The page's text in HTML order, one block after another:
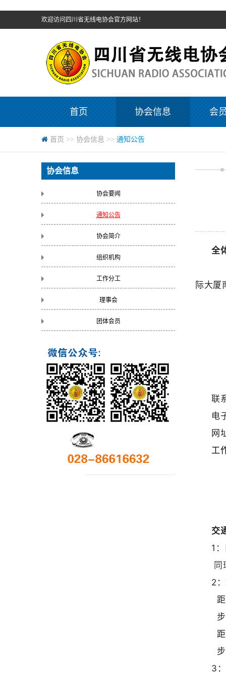
欢迎访问四川省无线电协会官方网站！
首页 协会信息 会
首页 >> 协会信息 >> 通知公告
协会信息
协会要闻
通知公告
协会简介
组织机构
工作分工
理事会
团体会员
全
际大厦
联
电
网
工
交
1
同
2
3